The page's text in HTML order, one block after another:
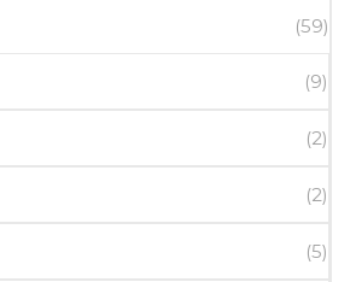
(59)
(9)
(2)
(2)
(5)